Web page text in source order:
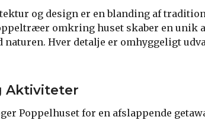
og design er en blanding af
omkring huset skaber en unik
naturen. Hver detalje er omhyggeligt
Aktiviteter
Poppelhuset for en afslappende